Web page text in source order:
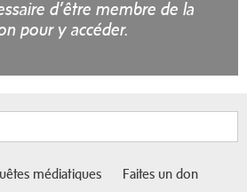
d’être membre de la
pour y accéder.
médiatiques Faites un don